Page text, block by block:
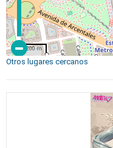
200 m
Otros lugares cercanos